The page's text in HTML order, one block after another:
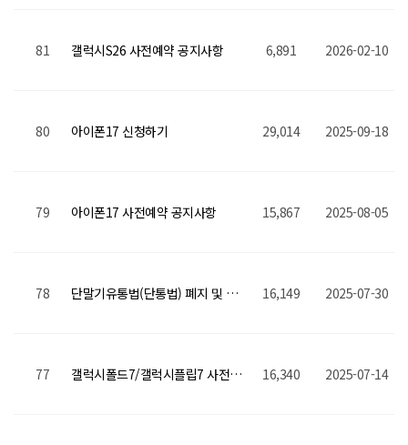
81 갤럭시S26 사전예약 공지사항 6,891 2026-02-10
80 아이폰17 신청하기 29,014 2025-09-18
79 아이폰17 사전예약 공지사항 15,867 2025-08-05
78 단말기유통법(단통법) 폐지 및 공시지원금 제도 변화 안내 16,149 2025-07-30
77 갤럭시폴드7/갤럭시플립7 사전예약 혜택 16,340 2025-07-14